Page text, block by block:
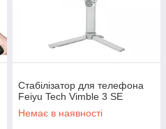
Стабілізатор для телефона
Feiyu Tech Vimble 3 SE
Немає в наявності